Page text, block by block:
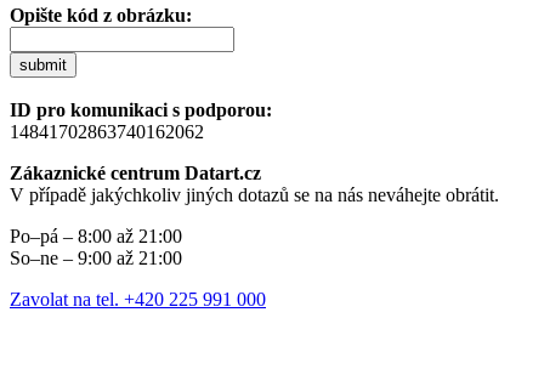
Opište kód z obrázku:
submit
ID pro komunikaci s podporou:
14841702863740162062
Zákaznické centrum Datart.cz
V případě jakýchkoliv jiných dotazů se na nás neváhejte obrátit.
Po–pá – 8:00 až 21:00
So–ne – 9:00 až 21:00
Zavolat na tel. +420 225 991 000